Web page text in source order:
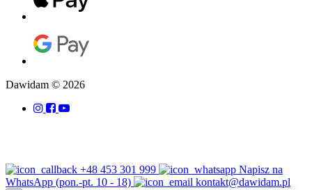
Dawidam © 2026
+48 453 301 999
Napisz na
WhatsApp (pon.-pt. 10 - 18)
kontakt@dawidam.pl